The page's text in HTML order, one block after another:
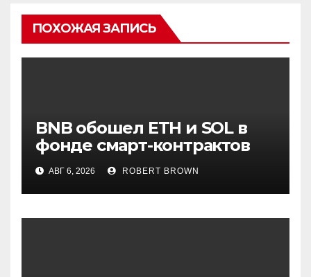
ПОХОЖАЯ ЗАПИСЬ
BNB обошел ETH и SOL в
фонде смарт-контрактов
Grayscale
АВГ 6, 2026 ROBERT BROWN